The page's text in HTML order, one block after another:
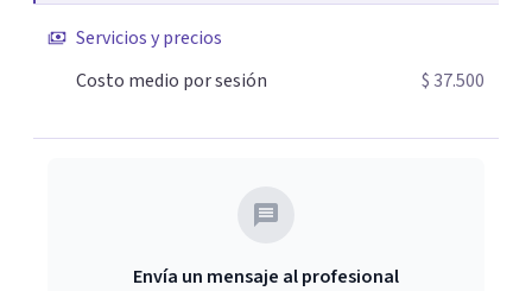
permite estar disponible para mis pacientes y así
conseguir los objetivos que nos planteamos al inicio de
honesta así como también con un lenguaje que me
Servicios y precios
Costo medio por sesión
$ 37.500
Envía un mensaje al profesional